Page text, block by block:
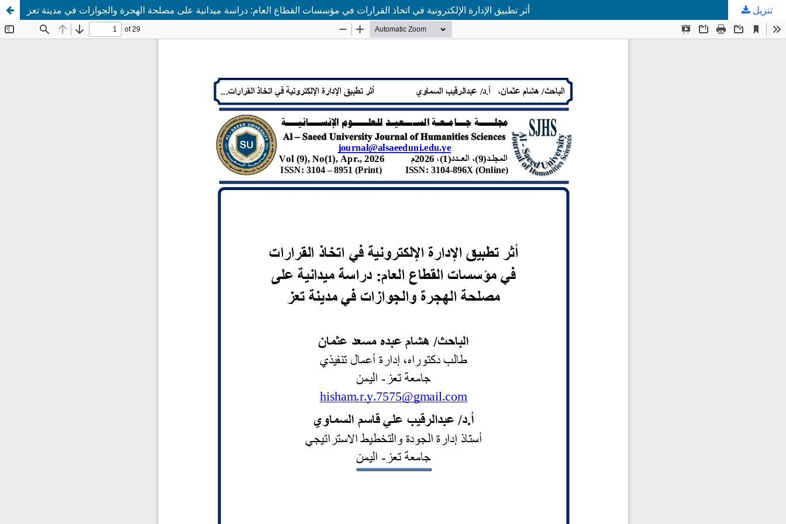
أثر تطبيق الإدارة الإلكترونية في اتخاذ القرارات في مؤسسات القطاع العام: دراسة ميدانية على مصلحة الهجرة والجوازات في مدينة تعز تنزيل